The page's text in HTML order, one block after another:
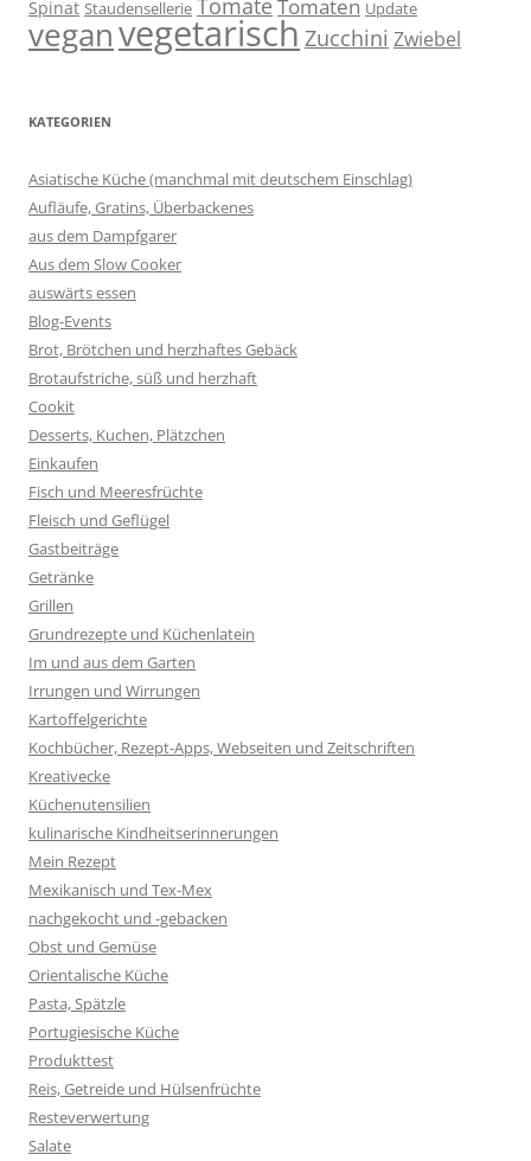
Spinat Staudensellerie Tomaten Update
veganvegetarisch Zucchini Zwiebel
KATEGORIEN
Asiatische Küche (manchmal mit deutschem Einschlag)
Aufläufe, Gratins, Überbackenes
aus dem Dampfgarer
Aus dem Slow Cooker
auswärts essen
Blog-Events
Brot, Brötchen und herzhaftes Gebäck
Brotaufstriche, süß und herzhaft
Cookit
Desserts, Kuchen, Plätzchen
Einkaufen
Fisch und Meeresfrüchte
Fleisch und Geflügel
Gastbeiträge
Getränke
Grillen
Grundrezepte und Küchenlatein
Im und aus dem Garten
Irrungen und Wirrungen
Kartoffelgerichte
Kochbücher, Rezept-Apps, Webseiten und Zeitschriften
Kreativecke
Küchenutensilien
kulinarische Kindheitserinnerungen
Mein Rezept
Mexikanisch und Tex-Mex
nachgekocht und -gebacken
Obst und Gemüse
Orientalische Küche
Pasta, Spätzle
Portugiesische Küche
Produkttest
Reis, Getreide und Hülsenfrüchte
Resteverwertung
Salate